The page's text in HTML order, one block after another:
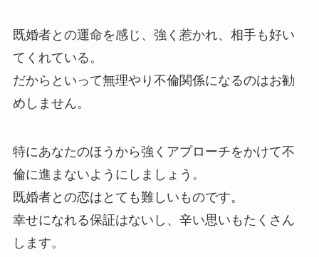
既婚者との運命を感じ、強く惹かれ、相手も好い
てくれている。
だからといって無理やり不倫関係になるのはお勧
めしません。
特にあなたのほうから強くアプローチをかけて不
倫に進まないようにしましょう。
既婚者との恋はとても難しいものです。
幸せになれる保証はないし、辛い思いもたくさん
します。